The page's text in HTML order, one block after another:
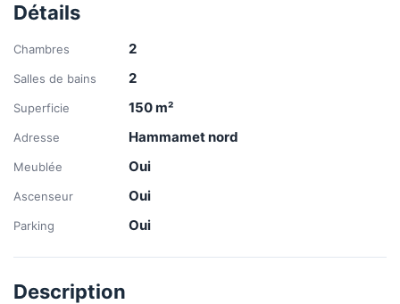
Détails
Chambres 2
Salles de bains 2
Superficie 150m²
Adresse Hammamet nord
Meublée Oui
Ascenseur Oui
Parking Oui
Description